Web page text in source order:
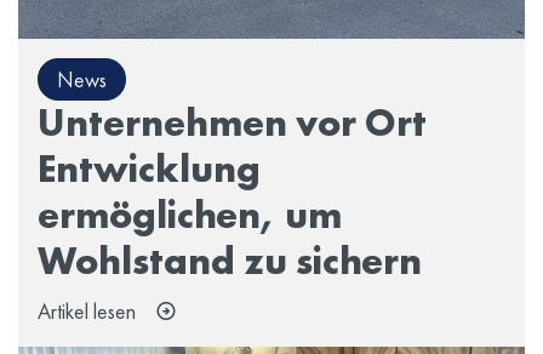
News
Unternehmen vor Ort
Entwicklung
ermöglichen, um
Wohlstand zu sichern
Artikel lesen